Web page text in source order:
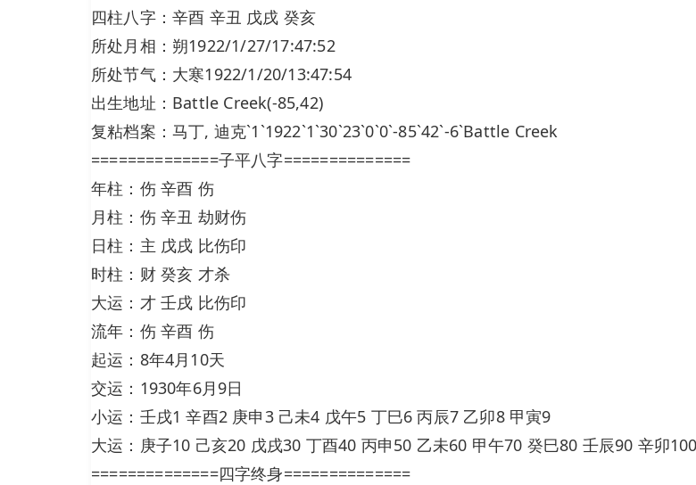
四柱八字：辛酉 辛丑 戊戌 癸亥
所处月相：朔1922/1/27/17:47:52
所处节气：大寒1922/1/20/13:47:54
出生地址：Battle Creek(-85,42)
复粘档案：马丁, 迪克`1`1922`1`30`23`0`0`-85`42`-6`Battle Creek
==============子平八字==============
年柱：伤 辛酉 伤
月柱：伤 辛丑 劫财伤
日柱：主 戊戌 比伤印
时柱：财 癸亥 才杀
大运：才 壬戌 比伤印
流年：伤 辛酉 伤
起运：8年4月10天
交运：1930年6月9日
小运：壬戌1 辛酉2 庚申3 己未4 戊午5 丁巳6 丙辰7 乙卯8 甲寅9
大运：庚子10 己亥20 戊戌30 丁酉40 丙申50 乙未60 甲午70 癸巳80 壬辰90 辛卯100
==============四字终身==============